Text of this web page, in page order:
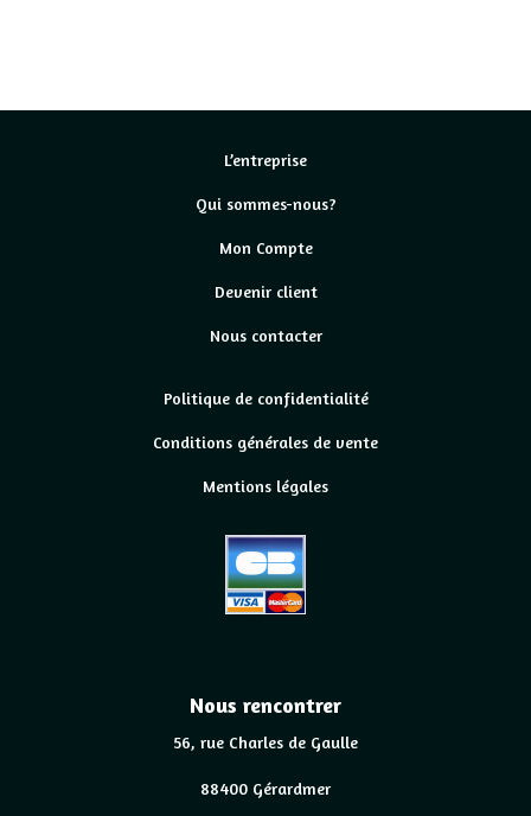
L’entreprise
Qui sommes-nous?
Mon Compte
Devenir client
Nous contacter
Politique de confidentialité
Conditions générales de vente
Mentions légales
Nous rencontrer
56, rue Charles de Gaulle
88400 Gérardmer